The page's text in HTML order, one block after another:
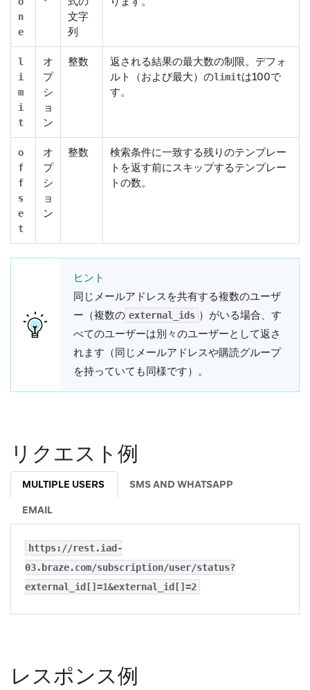
n
e
文字
列
l
i
m
i
t
オ
プ
シ
ョ
ン
整数
返される結果の最大数の制限。デフォ
ルト（および最大）のlimitは100で
す。
o
f
f
s
e
t
オ
プ
シ
ョ
ン
整数
検索条件に一致する残りのテンプレー
トを返す前にスキップするテンプレー
トの数。
ヒント
同じメールアドレスを共有する複数のユーザ
ー（複数の external_ids ）がいる場合、す
べてのユーザーは別々のユーザーとして返さ
れます（同じメールアドレスや購読グループ
を持っていても同様です）。
リクエスト例
MULTIPLE USERS SMS AND WHATSAPP
EMAIL
https://rest.iad-
03.braze.com/subscription/user/status?
external_id[]=1&external_id[]=2
レスポンス例